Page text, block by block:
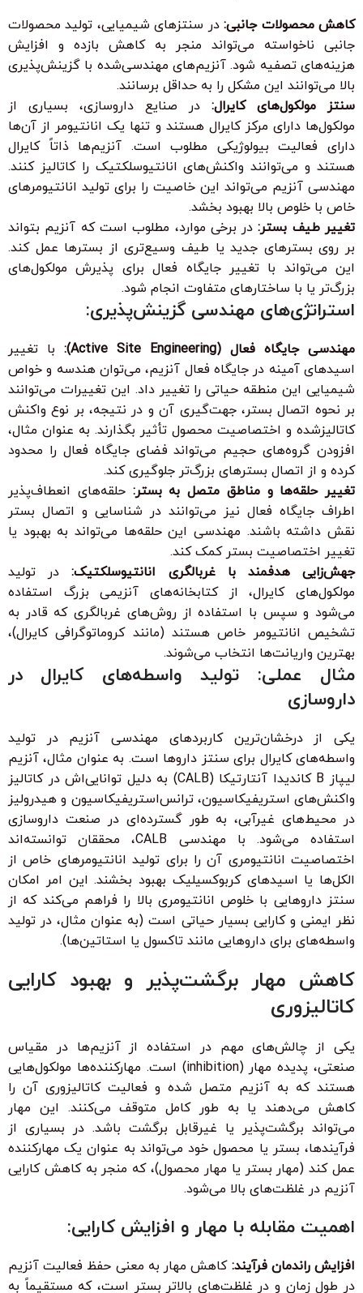
کاهش محصولات جانبی:در سنتزهای شیمیایی، تولید محصولات
جانبی ناخواسته می‌تواند منجر به کاهش بازده و افزایش
هزینه‌های تصفیه شود. آنزیم‌های مهندسی‌شده با گزینش‌پذیری
بالا می‌توانند این مشکل را به حداقل برسانند.
سنتز مولکول‌های کایرال: در صنایع داروسازی، بسیاری از
مولکول‌ها دارای مرکز کایرال هستند و تنها یک انانتیومر از آن‌ها
دارای فعالیت بیولوژیکی مطلوب است. آنزیم‌ها ذاتاً کایرال
هستند و می‌توانند واکنش‌های انانتیوسلکتیک را کاتالیز کنند.
مهندسی آنزیم می‌تواند این خاصیت را برای تولید انانتیومرهای
خاص با خلوص بالا بهبود بخشد.
تغییر طیف بستر:در برخی موارد، مطلوب است که آنزیم بتواند
بر روی بسترهای جدید یا طیف وسیع‌تری از بسترها عمل کند.
این می‌تواند با تغییر جایگاه فعال برای پذیرش مولکول‌های
بزرگ‌تر یا با ساختارهای متفاوت انجام شود.
استراتژی‌های مهندسی گزینش‌پذیری:
مهندسی جایگاه فعال (Active Site Engineering):
با تغییر
اسیدهای آمینه در جایگاه فعال آنزیم، می‌توان هندسه و خواص
شیمیایی این منطقه حیاتی را تغییر داد. این تغییرات می‌توانند
بر نحوه اتصال بستر، جهت‌گیری آن و در نتیجه، بر نوع واکنش
کاتالیزشده و اختصاصیت محصول تأثیر بگذارند. به عنوان مثال،
افزودن گروه‌های حجیم می‌تواند فضای جایگاه فعال را محدود
کرده و از اتصال بسترهای بزرگ‌تر جلوگیری کند.
تغییر حلقه‌ها و مناطق متصل به بستر: حلقه‌های انعطاف‌پذیر
اطراف جایگاه فعال نیز می‌توانند در شناسایی و اتصال بستر
نقش داشته باشند. مهندسی این حلقه‌ها می‌تواند به بهبود یا
تغییر اختصاصیت بستر کمک کند.
جهش‌زایی هدفمند با غربالگری انانتیوسلکتیک:در تولید
مولکول‌های کایرال، از کتابخانه‌های آنزیمی بزرگ استفاده
می‌شود و سپس با استفاده از روش‌های غربالگری که قادر به
تشخیص انانتیومر خاص هستند (مانند کروماتوگرافی کایرال)،
بهترین واریانت‌ها انتخاب می‌شوند.
مثال عملی: تولید واسطه‌های کایرال در
داروسازی
یکی از درخشان‌ترین کاربردهای مهندسی آنزیم در تولید
واسطه‌های کایرال برای سنتز داروها است. به عنوان مثال، آنزیم
لیپاز B کاندیدا آنتارتیکا (CALB) به دلیل توانایی‌اش در کاتالیز
واکنش‌های استریفیکاسیون، ترانس‌استریفیکاسیون و هیدرولیز
در محیط‌های غیرآبی، به طور گسترده‌ای در صنعت داروسازی
استفاده می‌شود. با مهندسی CALB، محققان توانسته‌اند
اختصاصیت انانتیومری آن را برای تولید انانتیومرهای خاص از
الکل‌ها یا اسیدهای کربوکسیلیک بهبود بخشند. این امر امکان
سنتز داروهایی با خلوص انانتیومری بالا را فراهم می‌کند که از
نظر ایمنی و کارایی بسیار حیاتی است (به عنوان مثال، در تولید
واسطه‌های برای داروهایی مانند تاکسول یا استاتین‌ها).
کاهش مهار برگشت‌پذیر و بهبود کارایی
کاتالیزوری
یکی از چالش‌های مهم در استفاده از آنزیم‌ها در مقیاس
صنعتی، پدیده مهار (inhibition) است. مهارکننده‌ها مولکول‌هایی
هستند که به آنزیم متصل شده و فعالیت کاتالیزوری آن را
کاهش می‌دهند یا به طور کامل متوقف می‌کنند. این مهار
می‌تواند برگشت‌پذیر یا غیرقابل برگشت باشد. در بسیاری از
فرآیندها، بستر یا محصول خود می‌تواند به عنوان یک مهارکننده
عمل کند (مهار بستر یا مهار محصول)، که منجر به کاهش کارایی
آنزیم در غلظت‌های بالا می‌شود.
اهمیت مقابله با مهار و افزایش کارایی:
افزایش راندمان فرآیند: کاهش مهار به معنی حفظ فعالیت آنزیم
در طول زمان و در غلظت‌های بالاتر بستر است، که مستقیماً به